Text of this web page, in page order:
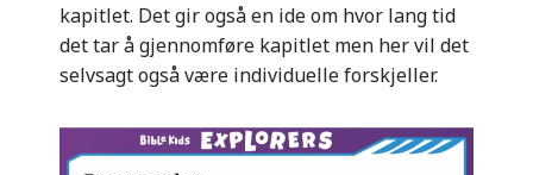
kapitlet. Det gir også en ide om hvor lang tid
det tar å gjennomføre kapitlet men her vil det
selvsagt også være individuelle forskjeller.